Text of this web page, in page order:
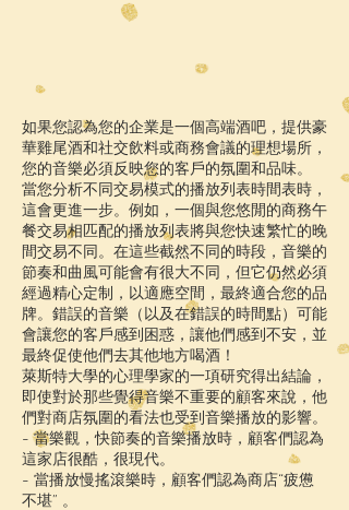
如果您認為您的企業是一個高端酒吧，提供豪
華雞尾酒和社交飲料或商務會議的理想場所，
您的音樂必須反映您的客戶的氛圍和品味。
當您分析不同交易模式的播放列表時間表時，
這會更進一步。例如，一個與您悠閒的商務午
餐交易相匹配的播放列表將與您快速繁忙的晚
間交易不同。在這些截然不同的時段，音樂的
節奏和曲風可能會有很大不同，但它仍然必須
經過精心定制，以適應空間，最終適合您的品
牌。錯誤的音樂（以及在錯誤的時間點）可能
會讓您的客戶感到困惑，讓他們感到不安，並
最終促使他們去其他地方喝酒！
萊斯特大學的心理學家的一項研究得出結論，
即使對於那些覺得音樂不重要的顧客來說，他
們對商店氛圍的看法也受到音樂播放的影響。
- 當樂觀，快節奏的音樂播放時，顧客們認為
這家店很酷，很現代。
- 當播放慢搖滾樂時，顧客們認為商店“疲憊
不堪” 。